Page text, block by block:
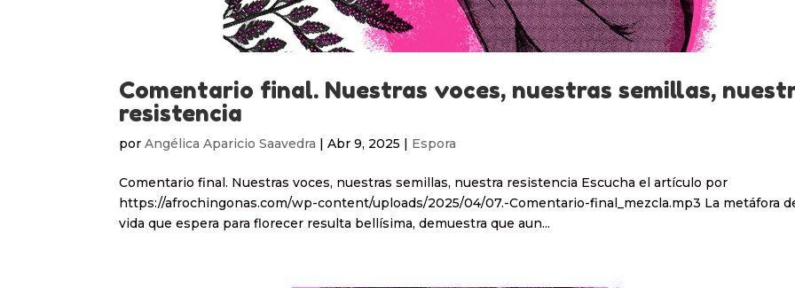
Comentario final. Nuestras voces, nuestras semillas,
resistencia
porAngélica Aparicio Saavedra |Abr 9, 2025 | Espora
Comentario final. Nuestras voces, nuestras semillas, nuestra resistencia Escucha el artículo por
https://afrochingonas.com/wp-content/uploads/2025/04/07.-Comentario-final_mezcla.mp3 La metáfora
vida que espera para florecer resulta bellísima, demuestra que aun...